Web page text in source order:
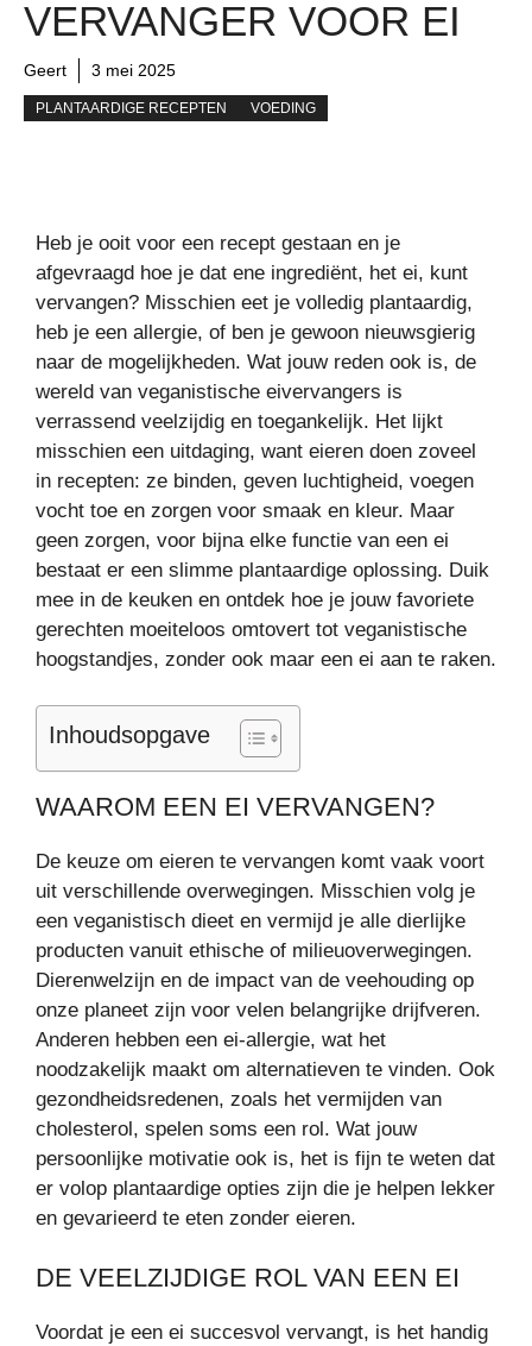
VERVANGER VOOR EI
Geert 3 mei 2025
PLANTAARDIGE RECEPTEN VOEDING
Heb je ooit voor een recept gestaan en je
afgevraagd hoe je dat ene ingrediënt, het ei, kunt
vervangen? Misschien eet je volledig plantaardig,
heb je een allergie, of ben je gewoon nieuwsgierig
naar de mogelijkheden. Wat jouw reden ook is, de
wereld van veganistische eivervangers is
verrassend veelzijdig en toegankelijk. Het lijkt
misschien een uitdaging, want eieren doen zoveel
in recepten: ze binden, geven luchtigheid, voegen
vocht toe en zorgen voor smaak en kleur. Maar
geen zorgen, voor bijna elke functie van een ei
bestaat er een slimme plantaardige oplossing. Duik
mee in de keuken en ontdek hoe je jouw favoriete
gerechten moeiteloos omtovert tot veganistische
hoogstandjes, zonder ook maar een ei aan te raken.
Inhoudsopgave
WAAROM EEN EI VERVANGEN?
De keuze om eieren te vervangen komt vaak voort
uit verschillende overwegingen. Misschien volg je
een veganistisch dieet en vermijd je alle dierlijke
producten vanuit ethische of milieuoverwegingen.
Dierenwelzijn en de impact van de veehouding op
onze planeet zijn voor velen belangrijke drijfveren.
Anderen hebben een ei-allergie, wat het
noodzakelijk maakt om alternatieven te vinden. Ook
gezondheidsredenen, zoals het vermijden van
cholesterol, spelen soms een rol. Wat jouw
persoonlijke motivatie ook is, het is fijn te weten dat
er volop plantaardige opties zijn die je helpen lekker
en gevarieerd te eten zonder eieren.
DE VEELZIJDIGE ROL VAN EEN EI
Voordat je een ei succesvol vervangt, is het handig